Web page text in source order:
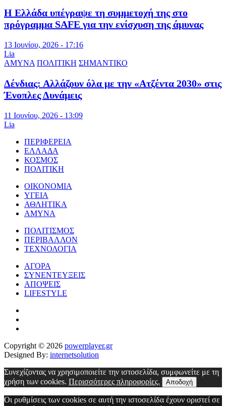
Η Ελλάδα υπέγραψε τη συμμετοχή της στο
πρόγραμμα SAFE για την ενίσχυση της άμυνας
13 Ιουνίου, 2026 - 17:16
Lia
ΑΜΥΝΑ ΠΟΛΙΤΙΚΗ ΣΗΜΑΝΤΙΚΟ
Δένδιας: Αλλάζουν όλα με την «Ατζέντα 2030» στις
Ένοπλες Δυνάμεις
11 Ιουνίου, 2026 - 13:09
Lia
ΠΕΡΙΦΕΡΕΙΑ
ΕΛΛΑΔΑ
ΚΟΣΜΟΣ
ΠΟΛΙΤΙΚΗ
ΟΙΚΟΝΟΜΙΑ
ΥΓΕΙΑ
ΑΘΛΗΤΙΚΑ
ΑΜΥΝΑ
ΠΟΛΙΤΙΣΜΟΣ
ΠΕΡΙΒΑΛΛΟΝ
ΤΕΧΝΟΛΟΓΙΑ
ΑΓΟΡΑ
ΣΥΝΕΝΤΕΥΞΕΙΣ
ΑΠΟΨΕΙΣ
LIFESTYLE
Copyright © 2026 powerplayer.gr
Designed By: internetsolution
Συνεχίζοντας να χρησιμοποιείτε την ιστοσελίδα, συμφωνείτε με τη
χρήση των cookies. Περισσότερες πληροφορίες. Αποδοχή
Οι ρυθμίσεις των cookies σε αυτή την ιστοσελίδα έχουν οριστεί σε